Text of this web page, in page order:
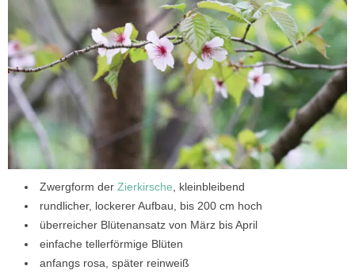
Zwergform der Zierkirsche, kleinbleibend
rundlicher, lockerer Aufbau, bis 200 cm hoch
überreicher Blütenansatz von März bis April
einfache tellerförmige Blüten
anfangs rosa, später reinweiß